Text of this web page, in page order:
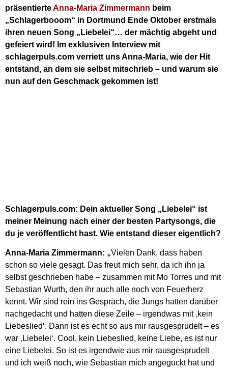
präsentierteAnna-Maria Zimmermann beim
„Schlagerbooom“ in Dortmund Ende Oktober erstmals
ihren neuen Song „Liebelei“… der mächtig abgeht und
gefeiert wird! Im exklusiven Interview mit
schlagerpuls.com verriett uns Anna-Maria, wie der Hit
entstand, an dem sie selbst mitschrieb – und warum sie
nun auf den Geschmack gekommen ist!
Schlagerpuls.com: Dein aktueller Song „Liebelei“ ist
meiner Meinung nach einer der besten Partysongs, die
du je veröffentlicht hast. Wie entstand dieser eigentlich?
Anna-Maria Zimmermann: „Vielen Dank, dass haben
schon so viele gesagt. Das freut mich sehr, da ich ihn ja
selbst geschrieben habe – zusammen mit Mo Torres und mit
Sebastian Wurth, den ihr auch alle noch von Feuerherz
kennt. Wir sind rein ins Gespräch, die Jungs hatten darüber
nachgedacht und hatten diese Zeile – irgendwas mit ‚kein
Liebeslied‘. Dann ist es echt so aus mir rausgesprudelt – es
war ‚Liebelei‘. Cool, kein Liebeslied, keine Liebe, es ist nur
eine Liebelei. So ist es irgendwie aus mir rausgesprudelt
und ich weiß noch, wie Sebastian mich angeguckt hat und